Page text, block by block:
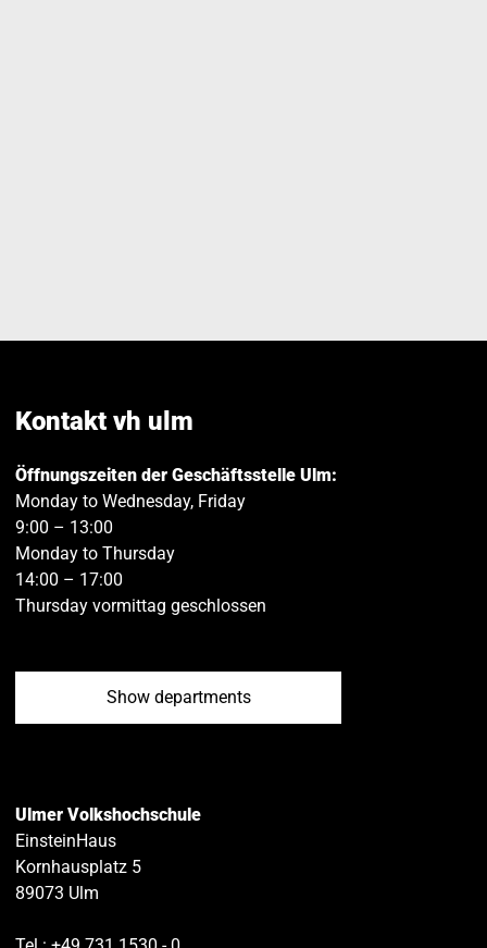
Kontakt vh ulm
Öffnungszeiten der Geschäftsstelle Ulm:
Monday to Wednesday, Friday
9:00 – 13:00
Monday to Thursday
14:00 – 17:00
Thursday vormittag geschlossen
Show departments
Ulmer Volkshochschule
EinsteinHaus
Kornhausplatz 5
89073 Ulm